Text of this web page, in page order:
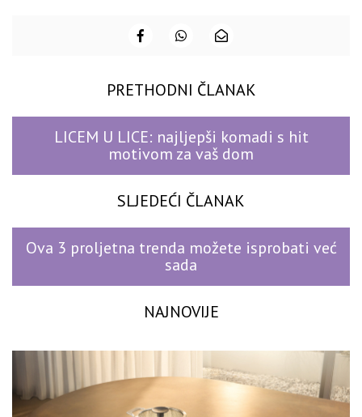
PRETHODNI ČLANAK
LICEM U LICE: najljepši komadi s hit
motivom za vaš dom
SLJEDEĆI ČLANAK
Ova 3 proljetna trenda možete isprobati već
sada
NAJNOVIJE